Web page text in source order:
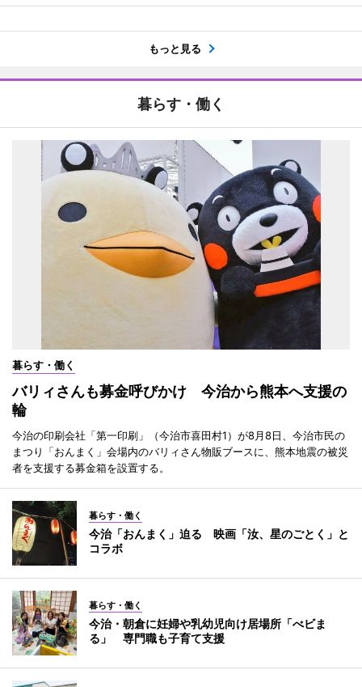
もっと見る
暮らす・働く
暮らす・働く
バリィさんも募金呼びかけ 今治から熊本へ支援の
輪
今治の印刷会社「第一印刷」（今治市喜田村1）が8月8日、今治市民の
まつり「おんまく」会場内のバリィさん物販ブースに、熊本地震の被災
者を支援する募金箱を設置する。
暮らす・働く
今治「おんまく」迫る 映画「汝、星のごとく」と
コラボ
暮らす・働く
今治・朝倉に妊婦や乳幼児向け居場所「べビま
る」 専門職も子育て支援